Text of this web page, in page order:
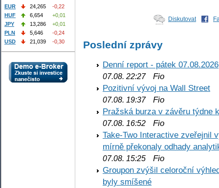
Diskutovat
Poslední zprávy
Denní report - pátek 07.08.2026
07.08. 22:27Fio
Pozitivní vývoj na Wall Street
07.08. 19:37Fio
Pražská burza v závěru týdne
07.08. 16:52 Fio
Take-Two Interactive zveřejnil
mírně překonaly odhady
07.08. 15:25 Fio
Groupon zvýšil celoroční
byly smíšené
EUR 24,265
-0,22
HUF
6,654
+0,01
JPY
13,286
+0,01
PLN
5,646
-0,24
USD
21,039 -0,30